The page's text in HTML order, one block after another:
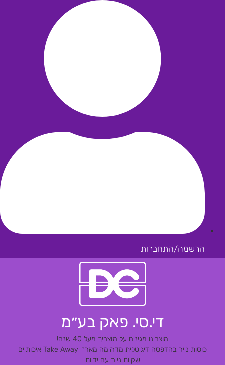
הרשמה/התחברות
די.סי. פאק בע״מ
מוצרינו מגינים על מוצריך מעל 40 שנה!
כוסות נייר בהדפסה דיגיטלית מדהימהמארזי Take Away איכותיים
שקיות נייר עם ידיות